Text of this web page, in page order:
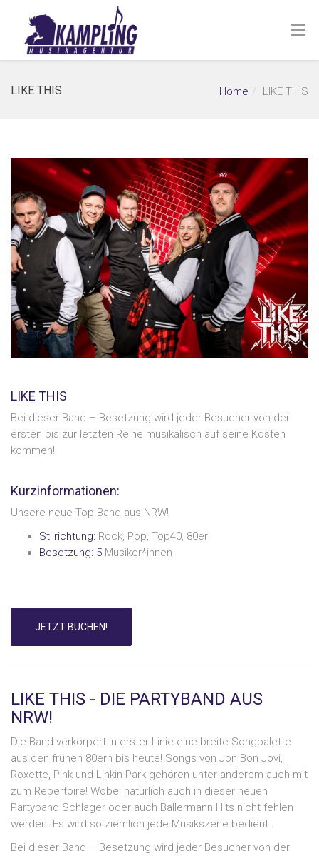
LIKE THIS Home LIKE THIS
LIKE THIS
Bei dieser Band – Besetzung wird jeder Besucher von der
ersten bis zur letzten Reihe musikalisch auf seine Kosten
kommen!
Kurzinformationen:
Unsere neue Top-Band aus NRW!
Stilrichtung: Rock, Pop, Top40, 80er
Besetzung: 5 Musiker*innen
JETZT BUCHEN!
LIKE THIS - DIE PARTYBAND AUS
NRW!
Die Band verkörpert in erster Linie eine breite Songpalette
aus den frühen 80ern bis heute! Songs von Jon Bon Jovi,
Roxette, Pink und Linkin Park gehören unter anderem auch mit
zum Repertoire! Wobei natürlich auch in dieser neuen
Partyband Schlager oder auch Ballermann Hits nicht fehlen
werden. Es wird so ziemlich jede Musikszene bedient.
Bei dieser Band – Besetzung wird jeder Besucher von der